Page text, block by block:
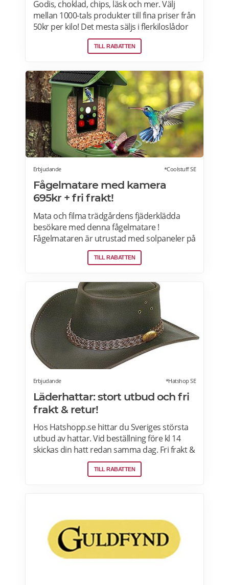
Godis, choklad, chips, läsk och mer. Välj
mellan 1000-tals produkter till fina priser från
50kr per kilo! Det mesta säljs i flerkiloslådor
men det finns även förpackningar som
lämpar sig bra som presenter.
TILL RABATTEN
Erbjudande *Coolstuff SE
Fågelmatare med kamera
695kr + fri frakt!
Mata och filma trädgårdens fjäderklädda
besökare med denna fågelmatare !
Fågelmataren är utrustad med solpaneler på
taket och kan både fota och filma under
såväl dagtid som nattetid. Installationen är
adaptern, och du kan enkelt överföra
bilderna via den medföljande USB-kabeln.
TILL RABATTEN
Erbjudande *Hatshop SE
Läderhattar: stort utbud och fri
frakt & retur!
Hos Hatshopp.se hittar du Sveriges största
utbud av hattar. Vid beställning före kl 14
skickas din hatt redan samma dag. Fri frakt &
gratis retur. De populäraste modellerna från
de största varumärkena. Läs mer om
TILL RABATTEN